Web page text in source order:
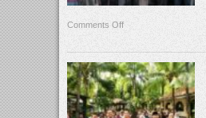
Comments Off